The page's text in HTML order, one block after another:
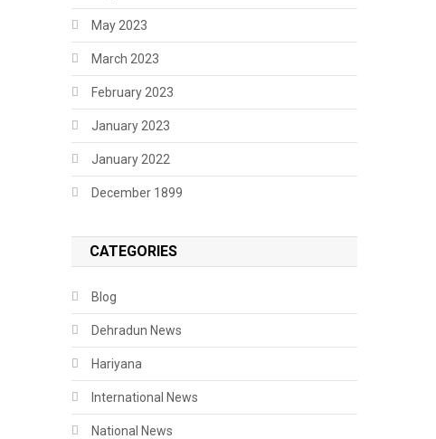
May 2023
March 2023
February 2023
January 2023
January 2022
December 1899
CATEGORIES
Blog
Dehradun News
Hariyana
International News
National News